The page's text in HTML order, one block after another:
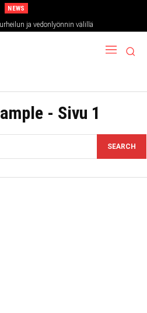
NEWS
ja vedonlyönnin välillä
- Sivu 1
SEARCH